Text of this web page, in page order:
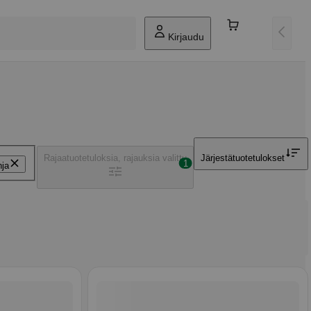
Kirjaudu
Rajaatuotetuloksia, rajauksia valittu
1
Järjestätuotetulokset